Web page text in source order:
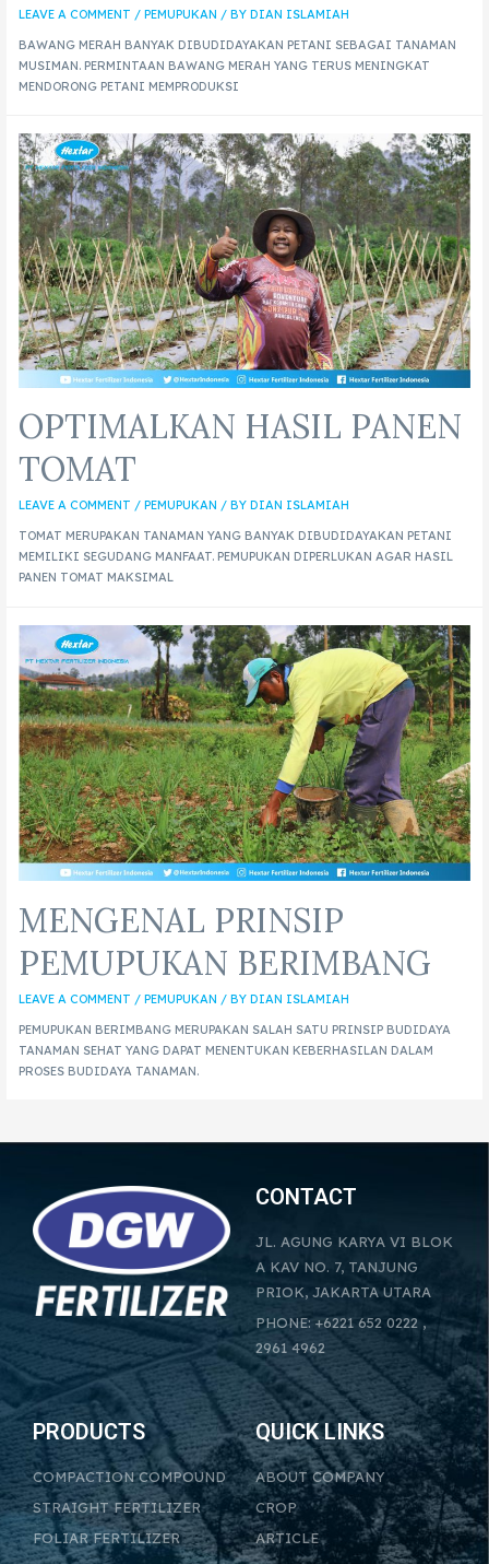
LEAVE A COMMENT / PEMUPUKAN / BY DIAN ISLAMIAH
BAWANG MERAH BANYAK DIBUDIDAYAKAN PETANI SEBAGAI TANAMAN
MUSIMAN. PERMINTAAN BAWANG MERAH YANG TERUS MENINGKAT
MENDORONG PETANI MEMPRODUKSI
OPTIMALKAN HASIL PANEN
TOMAT
LEAVE A COMMENT / PEMUPUKAN / BY DIAN ISLAMIAH
TOMAT MERUPAKAN TANAMAN YANG BANYAK DIBUDIDAYAKAN PETANI
MEMILIKI SEGUDANG MANFAAT. PEMUPUKAN DIPERLUKAN AGAR HASIL
PANEN TOMAT MAKSIMAL
MENGENAL PRINSIP
PEMUPUKAN BERIMBANG
LEAVE A COMMENT / PEMUPUKAN / BY DIAN ISLAMIAH
PEMUPUKAN BERIMBANG MERUPAKAN SALAH SATU PRINSIP BUDIDAYA
TANAMAN SEHAT YANG DAPAT MENENTUKAN KEBERHASILAN DALAM
PROSES BUDIDAYA TANAMAN.
CONTACT
JL. AGUNG KARYA VI BLOK
A KAV NO. 7, TANJUNG
PRIOK, JAKARTA UTARA
PHONE: +6221 652 0222 ,
2961 4962
PRODUCTS
COMPACTION COMPOUND
STRAIGHT FERTILIZER
FOLIAR FERTILIZER
QUICK LINKS
ABOUT COMPANY
CROP
ARTICLE